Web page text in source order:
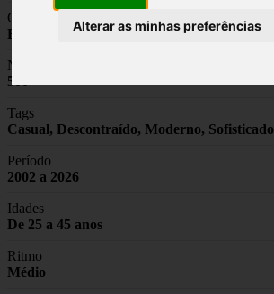
Alterar as minhas preferências
Géneros
Electro, Instrumental
Nº de Faixas
500
Tags
Casual, Descontraído, Moderno, Sofisticado
Período
2002 a 2026
Idades
De 25 a 45 anos
Ritmo
Médio